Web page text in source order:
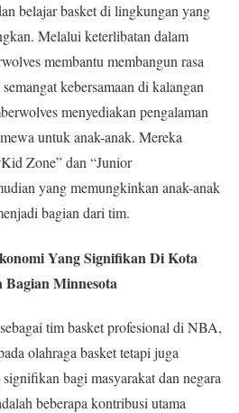
belajar basket di lingkungan yang
Melalui keterlibatan dalam
membantu membangun rasa
kebersamaan di kalangan
menyediakan pengalaman
untuk anak-anak. Mereka
Zone” dan “Junior
yang memungkinkan anak-anak
bagian dari tim.
Yang Signifikan Di Kota
Minnesota
tim basket profesional di NBA,
olahraga basket tetapi juga
bagi masyarakat dan negara
beberapa kontribusi utama